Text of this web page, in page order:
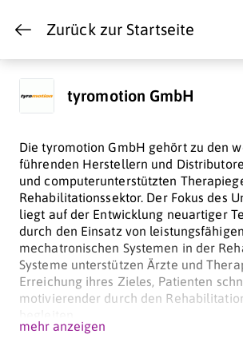
Zurück zur Startseite
tyromotion GmbH
Die tyromotion GmbH gehört zu den
führenden Herstellern und
und computerunterstützten
Rehabilitationssektor. Der Fokus des
liegt auf der Entwicklung neuartiger
durch den Einsatz von leistungsfähigen
mechatronischen Systemen in der
Systeme unterstützen Ärzte und
Erreichung ihres Zieles, Patienten
motivierender durch den
mehr anzeigen